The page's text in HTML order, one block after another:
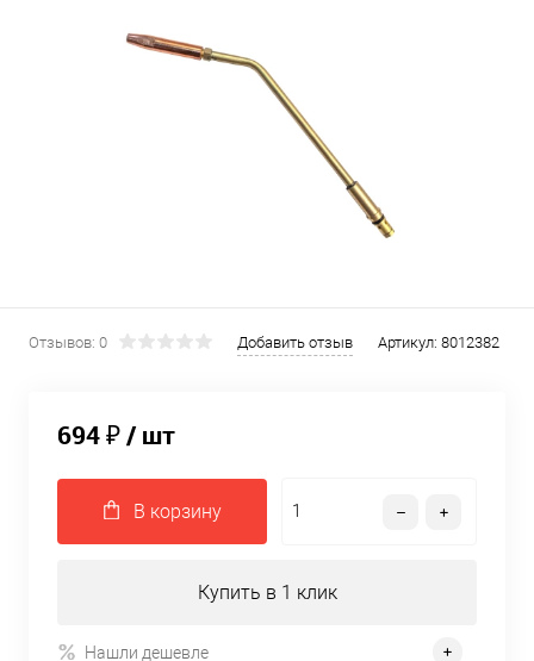
Отзывов: 0 Добавить отзыв Артикул: 8012382
694 ₽/ шт
В корзину
Купить в 1 клик
Нашли дешевле